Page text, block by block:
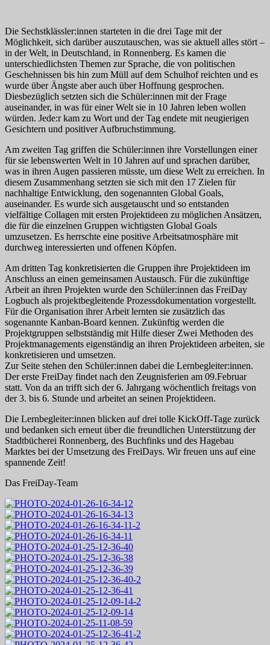
Die Sechstklässler:innen starteten in die drei Tage mit der
Möglichkeit, sich darüber auszutauschen, was sie aktuell alles stört –
in der Welt, in Deutschland, in Ronnenberg. Es kamen die
unterschiedlichsten Themen zur Sprache, die von politischen
Geschehnissen bis hin zum Müll auf dem Schulhof reichten und es
wurde über Ängste aber auch über Hoffnung gesprochen.
Diesbezüglich setzten sich die Schüler:innen mit der Frage
auseinander, in was für einer Welt sie in 10 Jahren leben wollen
würden. Jede:r kam zu Wort und der Tag endete mit neugierigen
Gesichtern und positiver Aufbruchstimmung.
Am zweiten Tag griffen die Schüler:innen ihre Vorstellungen einer
für sie lebenswerten Welt in 10 Jahren auf und sprachen darüber,
was in ihren Augen passieren müsste, um diese Welt zu erreichen. In
diesem Zusammenhang setzten sie sich mit den 17 Zielen für
nachhaltige Entwicklung, den sogenannten Global Goals,
auseinander. Es wurde sich ausgetauscht und so entstanden
vielfältige Collagen mit ersten Projektideen zu möglichen Ansätzen,
die für die einzelnen Gruppen wichtigsten Global Goals
umzusetzen. Es herrschte eine positive Arbeitsatmosphäre mit
durchweg interessierten und offenen Köpfen.
Am dritten Tag konkretisierten die Gruppen ihre Projektideen im
Anschluss an einen gemeinsamen Austausch. Für die zukünftige
Arbeit an ihren Projekten wurde den Schüler:innen das FreiDay
Logbuch als projektbegleitende Prozessdokumentation vorgestellt.
Für die Organisation ihrer Arbeit lernten sie zusätzlich das
sogenannte Kanban-Board kennen. Zukünftig werden die
Projektgruppen selbstständig mit Hilfe dieser Zwei Methoden des
Projektmanagements eigenständig an ihren Projektideen arbeiten, sie
konkretisieren und umsetzen.
Zur Seite stehen den Schüler:innen dabei die Lernbegleiter:innen.
Der erste FreiDay findet nach den Zeugnisferien am 09.Februar
statt. Von da an trifft sich der 6. Jahrgang wöchentlich freitags von
der 3. bis 6. Stunde und arbeitet an seinen Projektideen.
Die Lernbegleiter:innen blicken auf drei tolle KickOff-Tage zurück
und bedanken sich erneut über die freundlichen Unterstützung der
Stadtbücherei Ronnenberg, des Buchfinks und des Hagebau
Marktes bei der Umsetzung des FreiDays. Wir freuen uns auf eine
spannende Zeit!
Das FreiDay-Team